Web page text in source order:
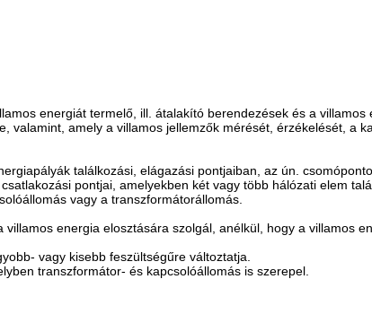
energiát termelő, ill. átalakító berendezések és a villamos
valamint, amely a villamos jellemzők mérését, érzékelését, a
találkozási, elágazási pontjaiban, az ún.
pontjai, amelyekben két vagy több hálózati elem
vagy a transzformátorállomás.
energia elosztására szolgál, anélkül, hogy a villamos
vagy kisebb feszültségűre változtatja.
transzformátor- és kapcsolóállomás is szerepel.